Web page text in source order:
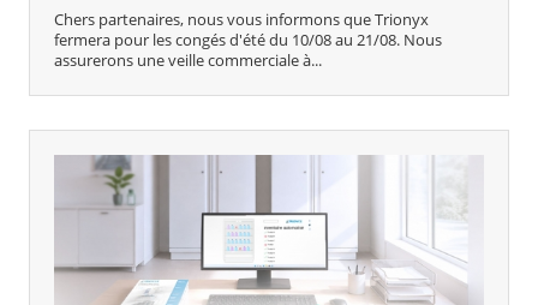
Chers partenaires, nous vous informons que Trionyx
fermera pour les congés d'été du 10/08 au 21/08. Nous
assurerons une veille commerciale à...